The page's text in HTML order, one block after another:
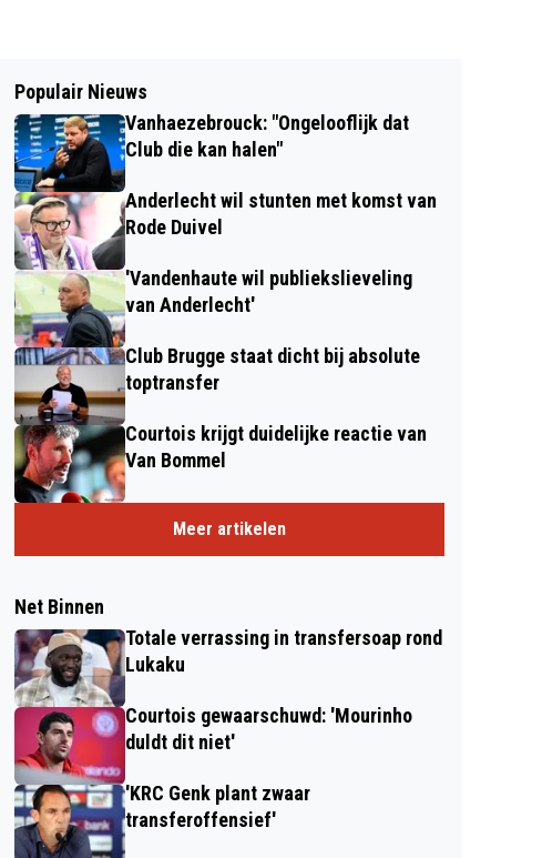
Populair Nieuws
Vanhaezebrouck: "Ongelooflijk dat
Club die kan halen"
Anderlecht wil stunten met komst van
Rode Duivel
'Vandenhaute wil publiekslieveling
van Anderlecht'
Club Brugge staat dicht bij absolute
toptransfer
Courtois krijgt duidelijke reactie van
Van Bommel
Meer artikelen
Net Binnen
Totale verrassing in transfersoap rond
Lukaku
Courtois gewaarschuwd: 'Mourinho
duldt dit niet'
'KRC Genk plant zwaar
transferoffensief'